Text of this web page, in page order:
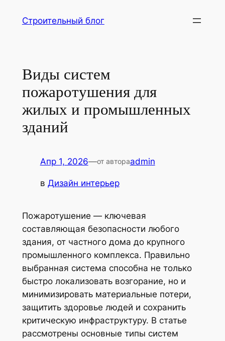
Строительный блог
Виды систем
пожаротушения для
жилых и промышленных
зданий
Апр 1, 2026—от автораadmin
в Дизайн интерьер
Пожаротушение — ключевая
составляющая безопасности любого
здания, от частного дома до крупного
промышленного комплекса. Правильно
выбранная система способна не только
быстро локализовать возгорание, но и
минимизировать материальные потери,
защитить здоровье людей и сохранить
критическую инфраструктуру. В статье
рассмотрены основные типы систем